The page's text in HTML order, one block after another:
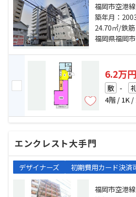
福岡市空港
分 福岡市空港線「唐人町」駅 徒歩
10分 福岡市空港線「赤坂」駅 徒歩
20分
築年月：
24.70㎡/鉄
福岡県福岡
6.2万円
敷 -
4階 / 1K /
エンクレスト大手門
デザイナーズ 初期費用カード決済
福岡市空港